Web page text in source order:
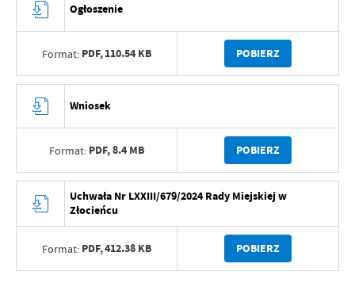
Ogłoszenie
Format: PDF,110.54 KB POBIERZ
Wniosek
Format: PDF,8.4 MB POBIERZ
Uchwała Nr LXXIII/679/2024 Rady Miejskiej w
Złocieńcu
Format: PDF,412.38 KB POBIERZ